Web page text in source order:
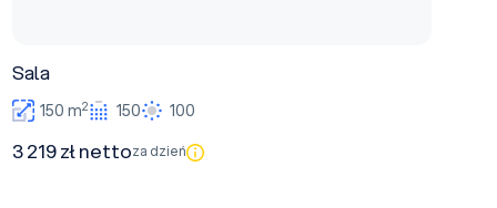
Sala
150 m2 150 100
3 219 zł nettoza dzień